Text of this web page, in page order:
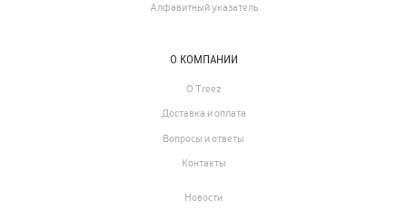
Алфавитный указатель
О КОМПАНИИ
О Treez
Доставка и оплата
Вопросы и ответы
Контакты
Новости